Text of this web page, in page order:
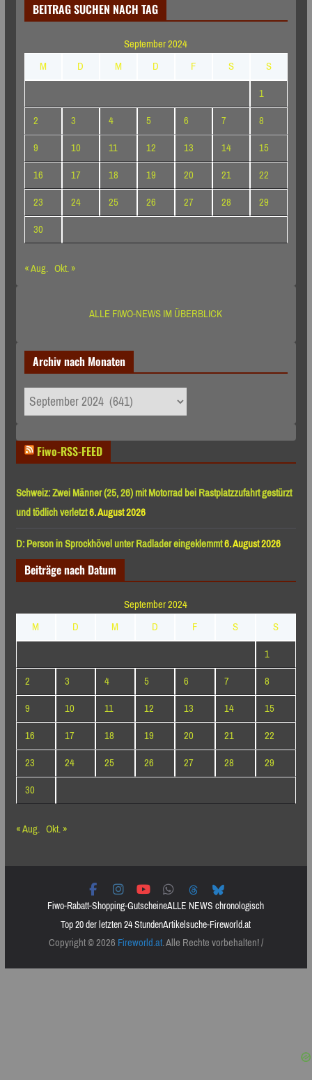
BEITRAG SUCHEN NACH TAG
September 2024
M
D M D F S
S
1
2
3 4 5 6 7
8
9
10 11 12 13 14
15
16
17 18 19 20 21
22
23
24 25 26 27 28
29
30
« Aug. Okt. »
ALLE FIWO-NEWS IM ÜBERBLICK
Archiv nach Monaten
Archiv
nach
Fiwo-RSS-FEED
Schweiz: Zwei Männer (25, 26) mit Motorrad bei Rastplatzzufahrt gestürzt
und tödlich verletzt6. August 2026
D: Person in Sprockhövel unter Radlader eingeklemmt6. August 2026
Beiträge nach Datum
September 2024
M
D M D F S
S
1
2
3 4 5 6 7
8
9
10 11 12 13 14
15
16
17 18 19 20 21
22
23
24 25 26 27 28
29
30
« Aug. Okt. »
Fiwo-Rabatt-Shopping-GutscheineALLE NEWS chronologisch
Top 20 der letzten 24 StundenArtikelsuche-Fireworld.at
Copyright © 2026Fireworld.at. Alle Rechte vorbehalten! /